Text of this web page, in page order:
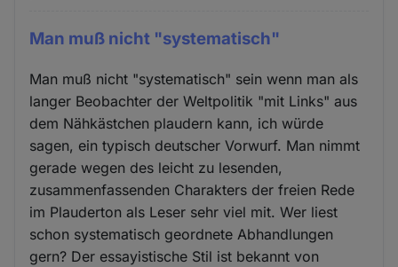
Man muß nicht "systematisch"
Man muß nicht "systematisch" sein wenn man als
langer Beobachter der Weltpolitik "mit Links" aus
dem Nähkästchen plaudern kann, ich würde
sagen, ein typisch deutscher Vorwurf. Man nimmt
gerade wegen des leicht zu lesenden,
zusammenfassenden Charakters der freien Rede
im Plauderton als Leser sehr viel mit. Wer liest
schon systematisch geordnete Abhandlungen
gern? Der essayistische Stil ist bekannt von